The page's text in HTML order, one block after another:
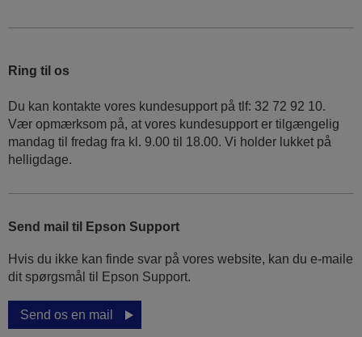
Ring til os
Du kan kontakte vores kundesupport på tlf: 32 72 92 10.
Vær opmærksom på, at vores kundesupport er tilgængelig
mandag til fredag ​​fra kl. 9.00 til 18.00. Vi holder lukket på
helligdage.
Send mail til Epson Support
Hvis du ikke kan finde svar på vores website, kan du e-maile
dit spørgsmål til Epson Support.
Send os en mail